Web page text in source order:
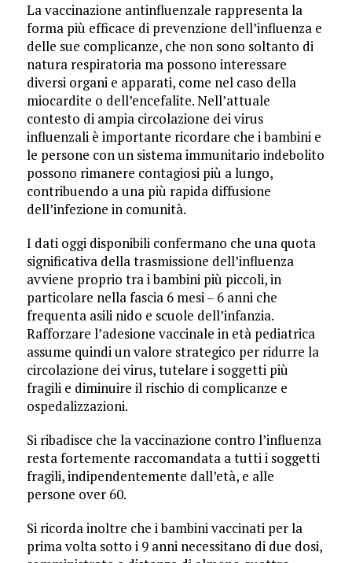
La vaccinazione antinfluenzale rappresenta la
forma più efficace di prevenzione dell’influenza e
delle sue complicanze, che non sono soltanto di
natura respiratoria ma possono interessare
diversi organi e apparati, come nel caso della
miocardite o dell’encefalite. Nell’attuale
contesto di ampia circolazione dei virus
influenzali è importante ricordare che i bambini e
le persone con un sistema immunitario indebolito
possono rimanere contagiosi più a lungo,
contribuendo a una più rapida diffusione
dell’infezione in comunità.
I dati oggi disponibili confermano che una quota
significativa della trasmissione dell’influenza
avviene proprio tra i bambini più piccoli, in
particolare nella fascia 6 mesi – 6 anni che
frequenta asili nido e scuole dell’infanzia.
Rafforzare l’adesione vaccinale in età pediatrica
assume quindi un valore strategico per ridurre la
circolazione dei virus, tutelare i soggetti più
fragili e diminuire il rischio di complicanze e
ospedalizzazioni.
Si ribadisce che la vaccinazione contro l’influenza
resta fortemente raccomandata a tutti i soggetti
fragili, indipendentemente dall’età, e alle
persone over 60.
Si ricorda inoltre che i bambini vaccinati per la
prima volta sotto i 9 anni necessitano di due dosi,